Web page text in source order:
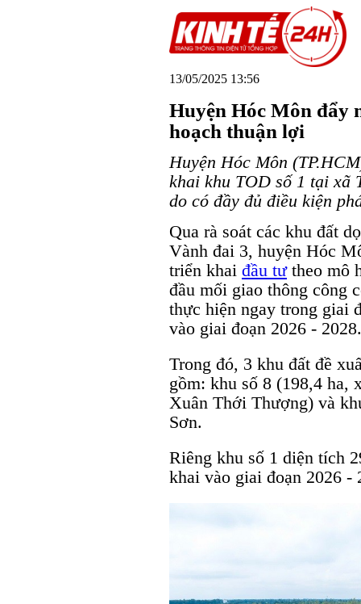
13/05/2025 13:56
Huyện Hóc Môn đẩy
hoạch thuận lợi
Huyện Hóc Môn
khai khu TOD số 1 tại xã
do có đầy đủ điều kiện
Qua rà soát các khu đất
Vành đai 3, huyện Hóc
triển khai đầu tưtheo mô
đầu mối giao thông công
thực hiện ngay trong giai
vào giai đoạn 2026 - 2028.
Trong đó, 3 khu đất đề
gồm: khu số 8 (198,4 ha,
Xuân Thới Thượng) và
Sơn.
Riêng khu số 1 diện tích
khai vào giai đoạn 2026 -